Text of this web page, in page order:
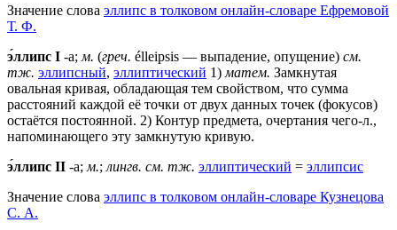
Значение слова эллипс в толковом онлайн-словаре Ефремовой
Т. Ф.
э́ллипс I -а; м. (греч. élleipsis — выпадение, опущение) см.
тж. эллипсный, эллиптический 1) матем. Замкнутая
овальная кривая, обладающая тем свойством, что сумма
расстояний каждой её точки от двух данных точек (фокусов)
остаётся постоянной. 2) Контур предмета, очертания чего-л.,
напоминающего эту замкнутую кривую.
э́ллипс II -а; м.; лингв. см. тж. эллиптический = эллипсис
Значение слова эллипс в толковом онлайн-словаре Кузнецова
С. А.